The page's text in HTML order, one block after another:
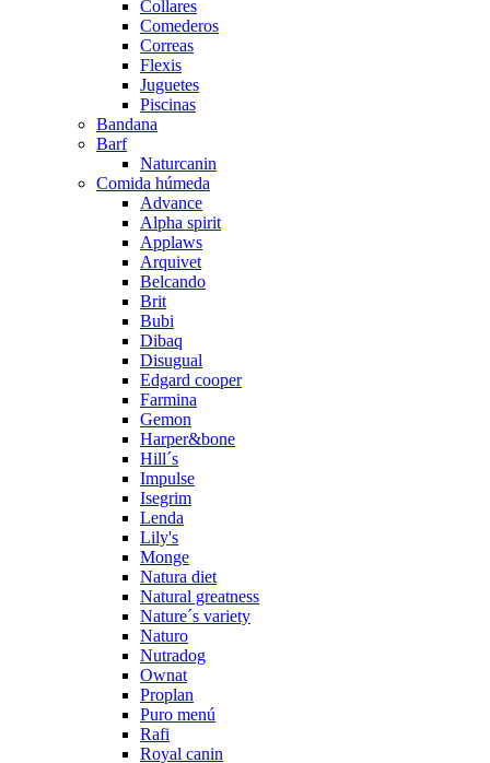
Collares
Comederos
Correas
Flexis
Juguetes
Piscinas
Bandana
Barf
Naturcanin
Comida húmeda
Advance
Alpha spirit
Applaws
Arquivet
Belcando
Brit
Bubi
Dibaq
Disugual
Edgard cooper
Farmina
Gemon
Harper&bone
Hill´s
Impulse
Isegrim
Lenda
Lily's
Monge
Natura diet
Natural greatness
Nature´s variety
Naturo
Nutradog
Ownat
Proplan
Puro menú
Rafi
Royal canin